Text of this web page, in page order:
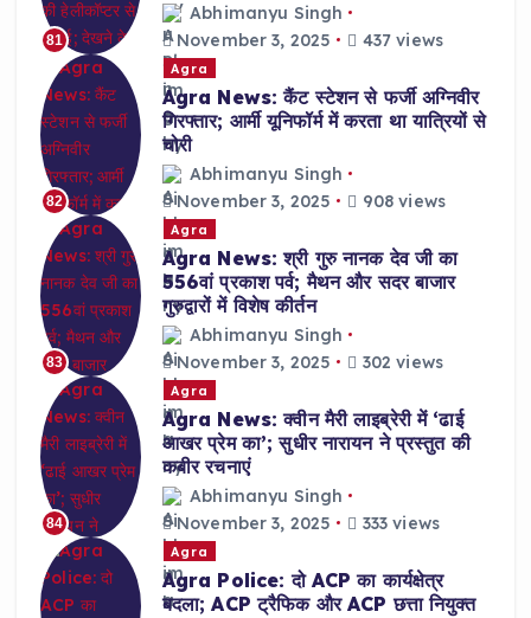
81
Abhimanyu Singh
November 3, 2025
437 views
82
Agra
Agra News: कैंट स्टेशन से फर्जी अग्निवीर
गिरफ्तार; आर्मी यूनिफॉर्म में करता था यात्रियों से
चोरी
Abhimanyu Singh
November 3, 2025
908 views
83
Agra
Agra News: श्री गुरु नानक देव जी का
556वां प्रकाश पर्व; मैथन और सदर बाजार
गुरुद्वारों में विशेष कीर्तन
Abhimanyu Singh
November 3, 2025
302 views
84
Agra
Agra News: क्वीन मैरी लाइब्रेरी में ‘ढाई
आखर प्रेम का’; सुधीर नारायन ने प्रस्तुत की
कबीर रचनाएं
Abhimanyu Singh
November 3, 2025
333 views
Agra
Agra Police: दो ACP का कार्यक्षेत्र
बदला; ACP ट्रैफिक और ACP छत्ता नियुक्त